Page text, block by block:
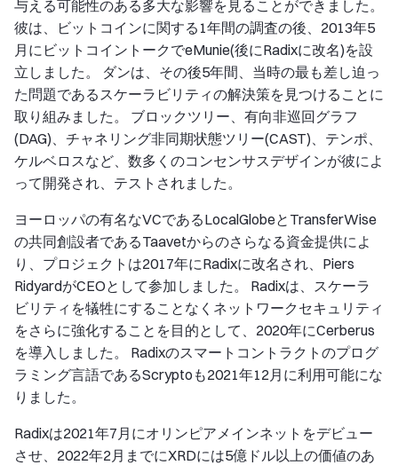
与える可能性のある多大な影響を見ることができました。
彼は、ビットコインに関する1年間の調査の後、2013年5
月にビットコイントークでeMunie(後にRadixに改名)を設
立しました。 ダンは、その後5年間、当時の最も差し迫っ
た問題であるスケーラビリティの解決策を見つけることに
取り組みました。 ブロックツリー、有向非巡回グラフ
(DAG)、チャネリング非同期状態ツリー(CAST)、テンポ、
ケルベロスなど、数多くのコンセンサスデザインが彼によ
って開発され、テストされました。
ヨーロッパの有名なVCであるLocalGlobeとTransferWise
の共同創設者であるTaavetからのさらなる資金提供によ
り、プロジェクトは2017年にRadixに改名され、Piers
RidyardがCEOとして参加しました。 Radixは、スケーラ
ビリティを犠牲にすることなくネットワークセキュリティ
をさらに強化することを目的として、2020年にCerberus
を導入しました。 Radixのスマートコントラクトのプログ
ラミング言語であるScryptoも2021年12月に利用可能にな
りました。
Radixは2021年7月にオリンピアメインネットをデビュー
させ、2022年2月までにXRDには5億ドル以上の価値のあ